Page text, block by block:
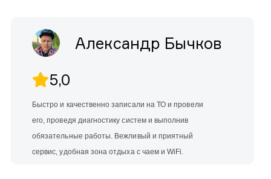
Александр Бычков
5,0
Быстро и качественно записали на ТО и провели
его, проведя диагностику систем и выполнив
обязательные работы. Вежливый и приятный
сервис, удобная зона отдыха с чаем и WiFi.